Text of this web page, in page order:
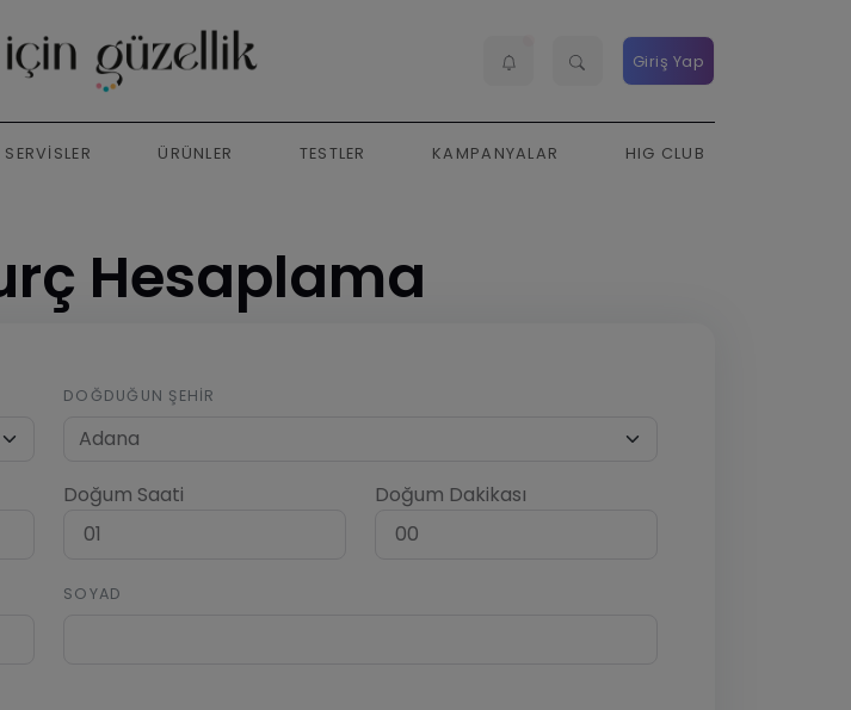
Giriş Yap
ÜRÜNLER TESTLER KAMPANYALAR HIG CLUB
Hesaplama
DOĞDUĞUN ŞEHIR
Doğum Saati Doğum Dakikası
SOYAD